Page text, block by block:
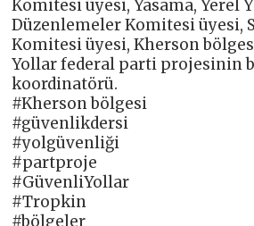
Komitesi üyesi, Yasama, Yerel
Düzenlemeler Komitesi üyesi,
Komitesi üyesi, Kherson
Yollar federal parti projesinin
koordinatörü.
#Kherson bölgesi
#güvenlikdersi
#yolgüvenliği
#partproje
#GüvenliYollar
#Tropkin
#bölgeler